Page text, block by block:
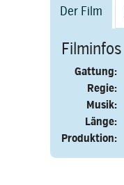
Der Film
Filminfos
Gattung:
Regie:
Musik:
Länge:
Produktion: